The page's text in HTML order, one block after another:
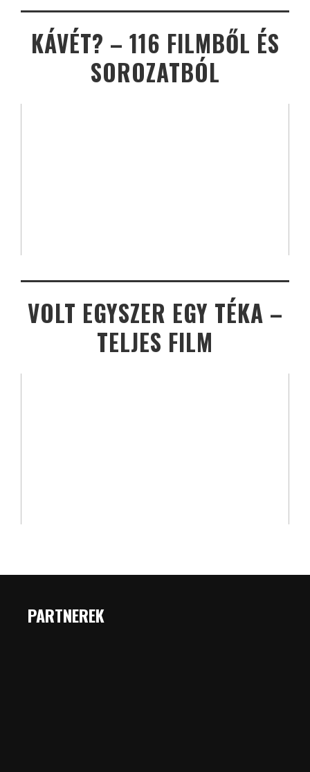
KÁVÉT? – 116 FILMBŐL ÉS
SOROZATBÓL
VOLT EGYSZER EGY TÉKA –
TELJES FILM
PARTNEREK